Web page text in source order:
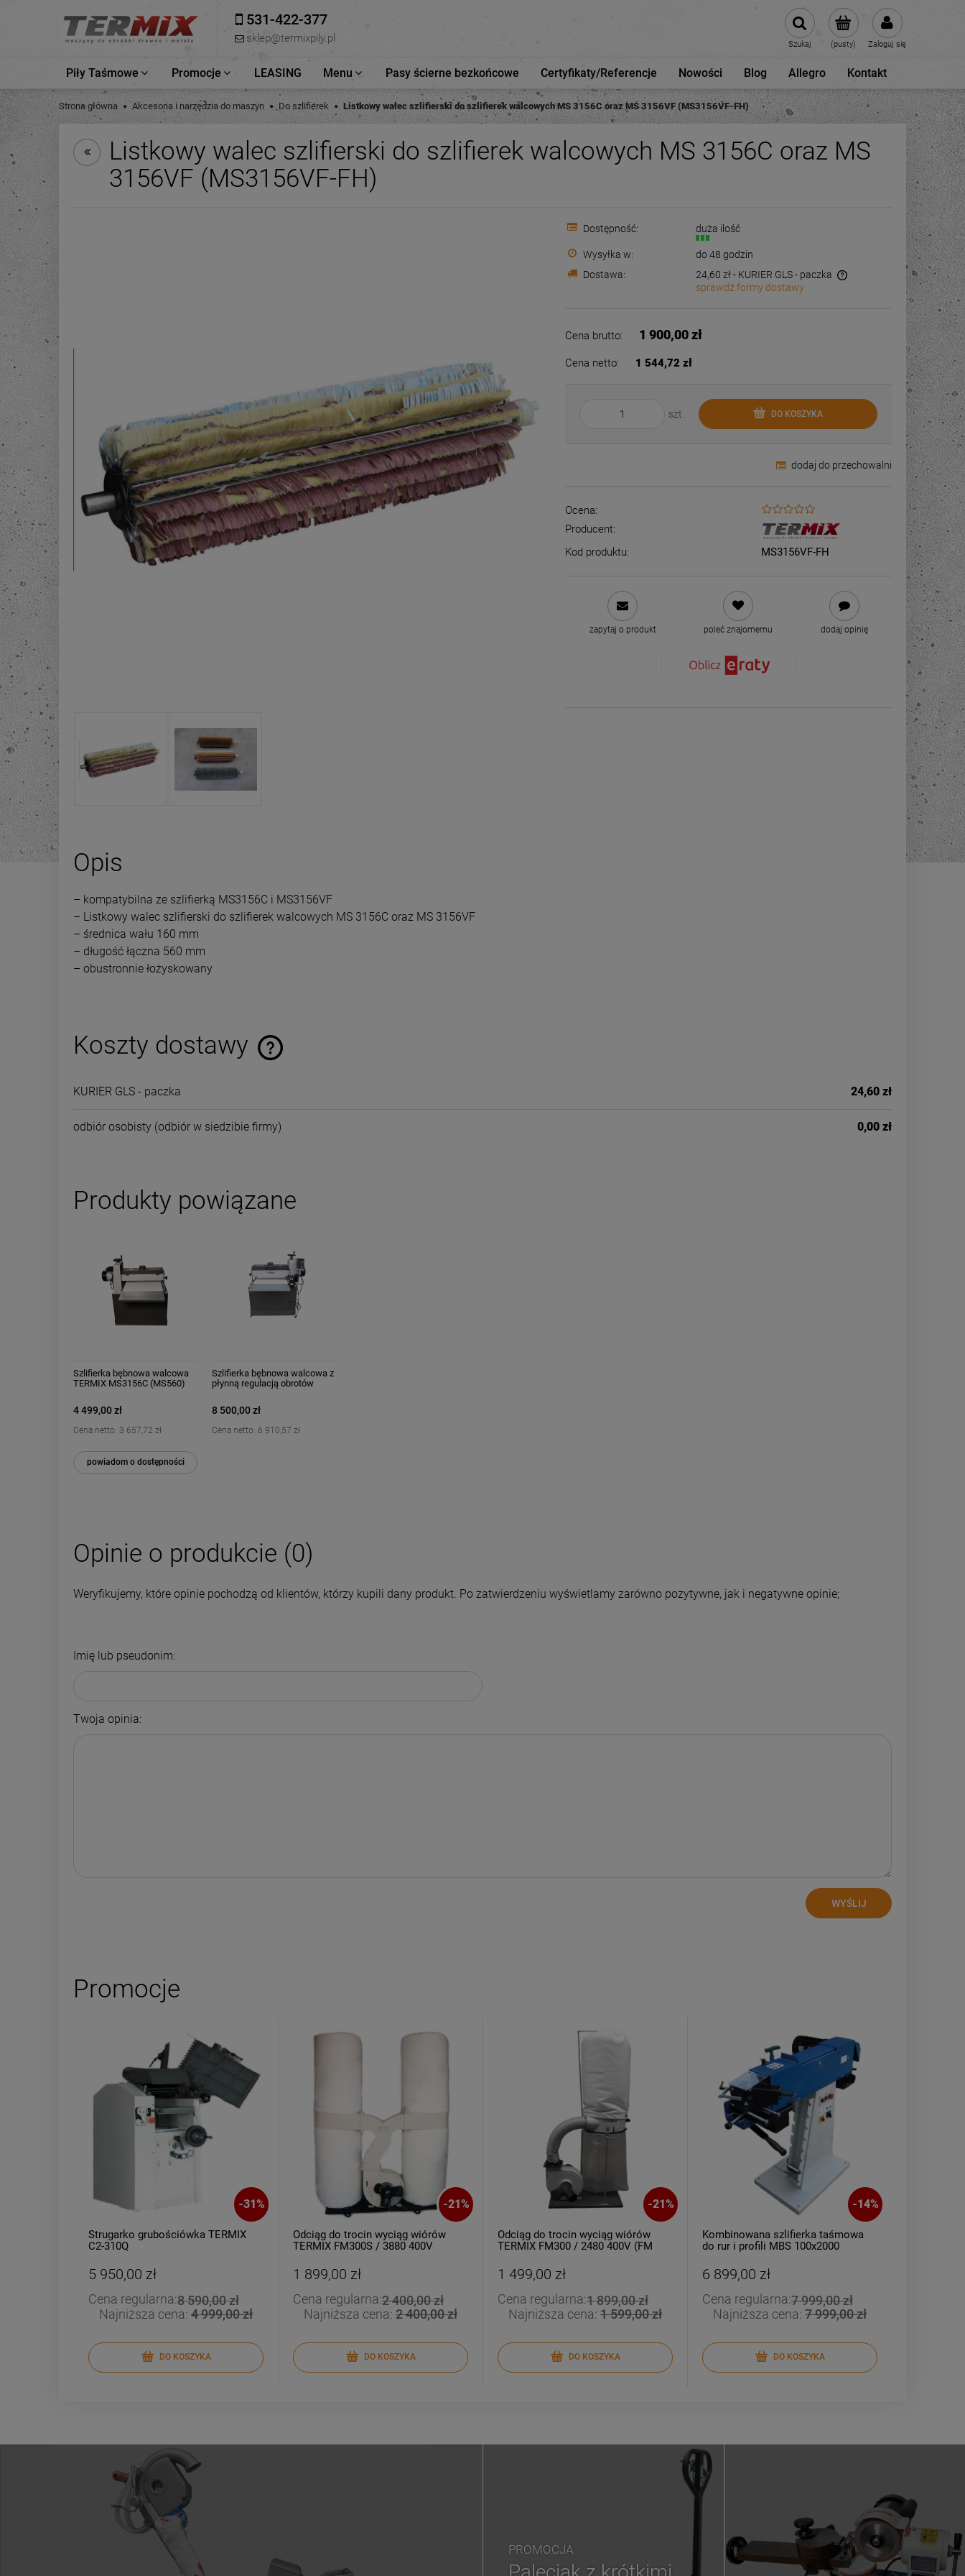
531-422-377
sklep@termixpily.pl (pusty) Zaloguj się
Szukaj
Piły Taśmowe Promocje LEASING Menu Pasy ścierne bezkońcowe Certyfikaty/Referencje Nowości Blog Allegro Kontakt
Strona główna Akcesoria i narzędzia do maszyn Do szlifierek Listkowy walec szlifierski do szlifierek walcowych MS 3156C oraz MS 3156VF (MS3156VF-FH)
Listkowy walec szlifierski do szlifierek walcowych MS 3156C oraz MS
3156VF (MS3156VF-FH)
Dostępność: duża ilość
Wysyłka w:
do 48 godzin
Dostawa:
24,60 zł - KURIER GLS - paczka
sprawdź formy dostawy
Cena brutto: 1 900,00 zł
Cena netto: 1 544,72 zł
szt. DO KOSZYKA
dodaj do przechowalni
Ocena:
Producent:
Kod produktu:
MS3156VF-FH
zapytaj o produkt poleć znajomemu dodaj opinię
Opis
– kompatybilna ze szlifierką MS3156C i MS3156VF
– Listkowy walec szlifierski do szlifierek walcowych MS 3156C oraz MS 3156VF
– średnica wału 160 mm
– długość łączna 560 mm
– obustronnie łożyskowany
Koszty dostawy
KURIER GLS - paczka 24,60 zł
odbiór osobisty (odbiór w siedzibie firmy) 0,00 zł
Produkty powiązane
Szlifierka bębnowa walcowa
TERMIX MS3156C (MS560)
4 499,00 zł
Cena netto: 3 657,72 zł
powiadom o dostępności
Szlifierka bębnowa walcowa z
płynną regulacją obrotów
8 500,00 zł
Cena netto: 6 910,57 zł
Opinie o produkcie (0)
Weryfikujemy, które opinie pochodzą od klientów, którzy kupili dany produkt. Po zatwierdzeniu wyświetlamy zarówno pozytywne, jak i negatywne opinie;
Imię lub pseudonim:
Twoja opinia:
WYŚLIJ
Promocje
-31%
Strugarko grubościówka TERMIX
C2-310Q
5 950,00 zł
Cena regularna:8 590,00 zł
Najniższa cena: 4 999,00 zł
DO KOSZYKA
-21%
Odciąg do trocin wyciąg wiórów
TERMIX FM300S / 3880 400V
1 899,00 zł
Cena regularna:2 400,00 zł
Najniższa cena: 2 400,00 zł
DO KOSZYKA
-21%
Odciąg do trocin wyciąg wiórów
TERMIX FM300 / 2480 400V (FM
1 499,00 zł
Cena regularna:1 899,00 zł
Najniższa cena: 1 599,00 zł
DO KOSZYKA
-14%
Kombinowana szlifierka taśmowa
do rur i profili MBS 100x2000
6 899,00 zł
Cena regularna:7 999,00 zł
Najniższa cena: 7 999,00 zł
DO KOSZYKA
PROMOCJA